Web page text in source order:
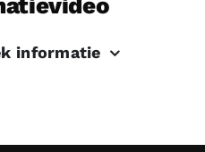
informatie